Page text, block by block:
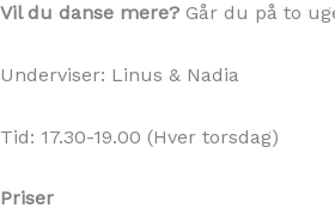
Vil du danse mere? Går du på to
Underviser: Linus & Nadia
Tid: 17.30-19.00 (Hver torsdag)
Priser